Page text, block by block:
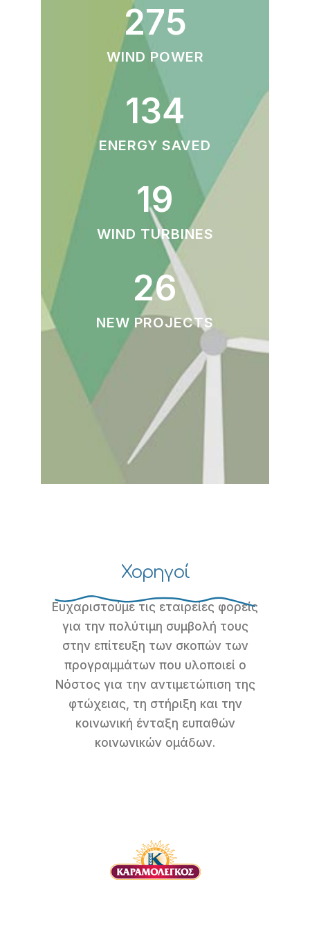
275
WIND POWER
134
ENERGY SAVED
19
WIND TURBINES
26
NEW PROJECTS
Χορηγοί
Ευχαριστούμε τις εταιρείες φορείς
για την πολύτιμη συμβολή τους
στην επίτευξη των σκοπών των
προγραμμάτων που υλοποιεί ο
Νόστος για την αντιμετώπιση της
φτώχειας, τη στήριξη και την
κοινωνική ένταξη ευπαθών
κοινωνικών ομάδων.